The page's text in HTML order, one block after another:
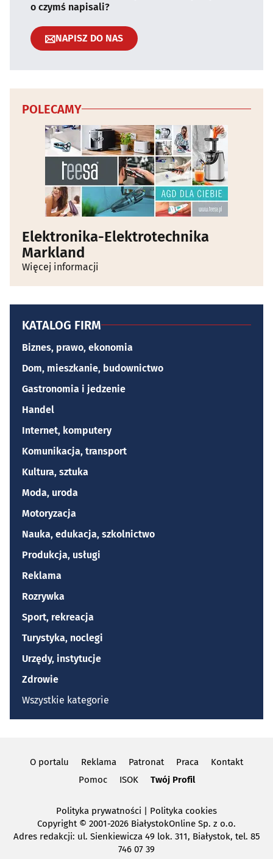
o czymś napisali?
NAPISZ DO NAS
POLECAMY
Elektronika-Elektrotechnika
Markland
Więcej informacji
KATALOG FIRM
Biznes, prawo, ekonomia
Dom, mieszkanie, budownictwo
Gastronomia i jedzenie
Handel
Internet, komputery
Komunikacja, transport
Kultura, sztuka
Moda, uroda
Motoryzacja
Nauka, edukacja, szkolnictwo
Produkcja, usługi
Reklama
Rozrywka
Sport, rekreacja
Turystyka, noclegi
Urzędy, instytucje
Zdrowie
Wszystkie kategorie
O portalu Reklama Patronat Praca
Kontakt
Pomoc
ISOK Twój Profil
Polityka prywatności | Polityka cookies
Copyright © 2001-2026 BiałystokOnline Sp. z o.o.
Adres redakcji: ul. Sienkiewicza 49 lok. 311, Białystok, tel. 85
746 07 39